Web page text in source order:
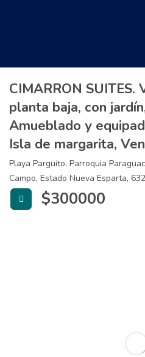
CIMARRON
planta baja, con
Amueblado y
Isla de margarita,
Playa Parguito, Parroquia
Campo, Estado Nueva Esparta,
$300000